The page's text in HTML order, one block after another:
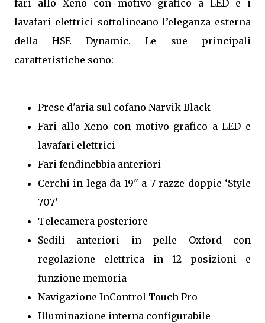
fari allo Xeno con motivo grafico a LED e i
lavafari elettrici sottolineano l’eleganza esterna
della HSE Dynamic. Le sue principali
caratteristiche sono:
Prese d'aria sul cofano Narvik Black
Fari allo Xeno con motivo grafico a LED e
lavafari elettrici
Fari fendinebbia anteriori
Cerchi in lega da 19" a 7 razze doppie ‘Style
707’
Telecamera posteriore
Sedili anteriori in pelle Oxford con
regolazione elettrica in 12 posizioni e
funzione memoria
Navigazione InControl Touch Pro
Illuminazione interna configurabile